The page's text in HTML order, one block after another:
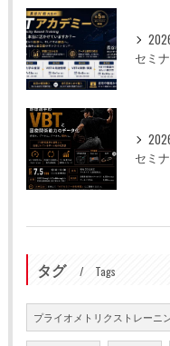
タグ Tags
プライオメトリクストレーニ